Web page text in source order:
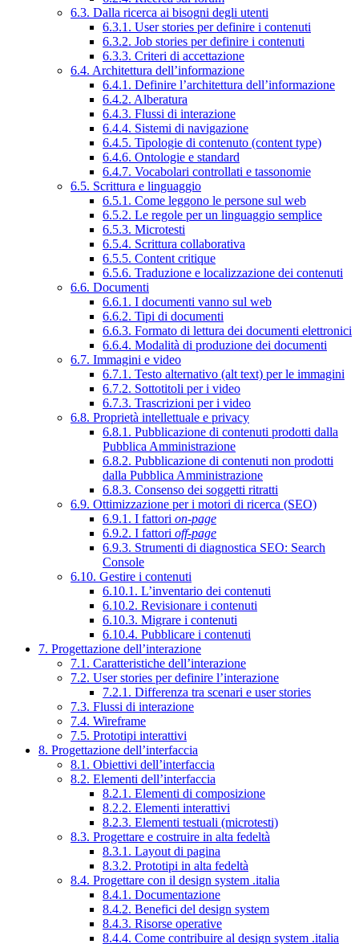
6.3. Dalla ricerca ai bisogni degli utenti
6.3.1. User stories per definire i contenuti
6.3.2. Job stories per definire i contenuti
6.3.3. Criteri di accettazione
6.4. Architettura dell’informazione
6.4.1. Definire l’architettura dell’informazione
6.4.2. Alberatura
6.4.3. Flussi di interazione
6.4.4. Sistemi di navigazione
6.4.5. Tipologie di contenuto (content type)
6.4.6. Ontologie e standard
6.4.7. Vocabolari controllati e tassonomie
6.5. Scrittura e linguaggio
6.5.1. Come leggono le persone sul web
6.5.2. Le regole per un linguaggio semplice
6.5.3. Microtesti
6.5.4. Scrittura collaborativa
6.5.5. Content critique
6.5.6. Traduzione e localizzazione dei contenuti
6.6. Documenti
6.6.1. I documenti vanno sul web
6.6.2. Tipi di documenti
6.6.3. Formato di lettura dei documenti elettronici
6.6.4. Modalità di produzione dei documenti
6.7. Immagini e video
6.7.1. Testo alternativo (alt text) per le immagini
6.7.2. Sottotitoli per i video
6.7.3. Trascrizioni per i video
6.8. Proprietà intellettuale e privacy
6.8.1. Pubblicazione di contenuti prodotti dalla
Pubblica Amministrazione
6.8.2. Pubblicazione di contenuti non prodotti
dalla Pubblica Amministrazione
6.8.3. Consenso dei soggetti ritratti
6.9. Ottimizzazione per i motori di ricerca (SEO)
6.9.1. I fattori on-page
6.9.2. I fattori off-page
6.9.3. Strumenti di diagnostica SEO: Search
Console
6.10. Gestire i contenuti
6.10.1. L’inventario dei contenuti
6.10.2. Revisionare i contenuti
6.10.3. Migrare i contenuti
6.10.4. Pubblicare i contenuti
7. Progettazione dell’interazione
7.1. Caratteristiche dell’interazione
7.2. User stories per definire l’interazione
7.2.1. Differenza tra scenari e user stories
7.3. Flussi di interazione
7.4. Wireframe
7.5. Prototipi interattivi
8. Progettazione dell’interfaccia
8.1. Obiettivi dell’interfaccia
8.2. Elementi dell’interfaccia
8.2.1. Elementi di composizione
8.2.2. Elementi interattivi
8.2.3. Elementi testuali (microtesti)
8.3. Progettare e costruire in alta fedeltà
8.3.1. Layout di pagina
8.3.2. Prototipi in alta fedeltà
8.4. Progettare con il design system .italia
8.4.1. Documentazione
8.4.2. Benefici del design system
8.4.3. Risorse operative
8.4.4. Come contribuire al design system .italia